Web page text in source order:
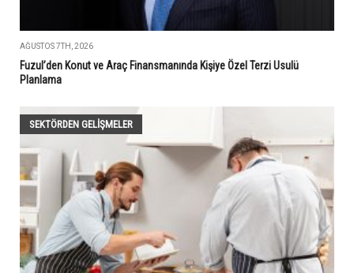
AĞUSTOS 7TH, 2026
Fuzul’den Konut ve Araç Finansmanında Kişiye Özel Terzi Usulü
Planlama
SEKTÖRDEN GELIŞMELER